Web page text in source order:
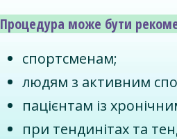
Процедура може бути
спортсменам;
людям з активним
пацієнтам із
при тендинітах та